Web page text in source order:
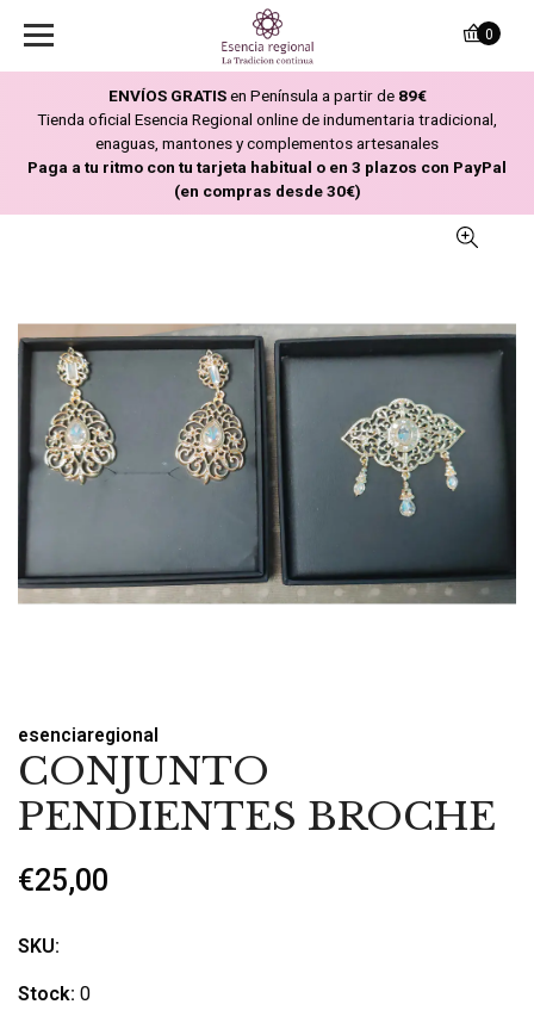
ENVÍOS GRATISen Península a partir de 89€
Tienda oficial Esencia Regional online de indumentaria tradicional,
enaguas, mantones y complementos artesanales
Paga a tu ritmo con tu tarjeta habitual o en 3 plazos con PayPal
(en compras desde 30€)
0
esenciaregional
CONJUNTO
PENDIENTES BROCHE
€25,00
SKU:
Stock: 0